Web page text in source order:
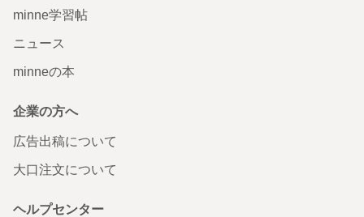
minne学習帖
ニュース
minneの本
企業の方へ
広告出稿について
大口注文について
ヘルプセンター